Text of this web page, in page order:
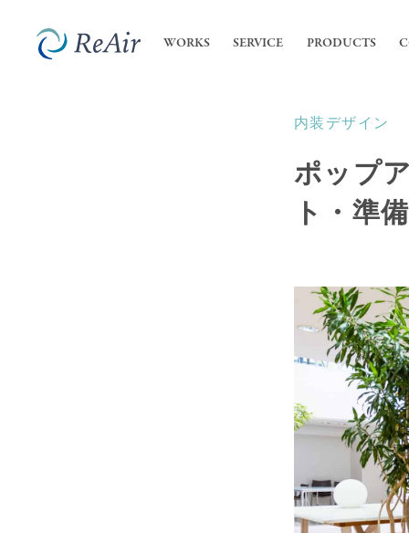
WORKS SERVICE
- 店舗
業務
PRODUCTS
会社
内装デザイン
ポップ
ト・準